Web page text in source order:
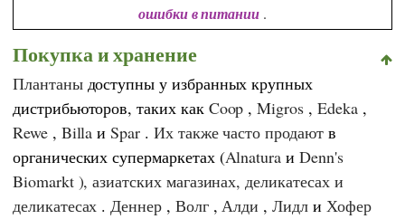
ошибки в питании .
Покупка и хранение
Плантаныдоступны у избранных крупных
дистрибьюторов, таких как Coop , Migros , Edeka ,
Rewe , Billa и Spar . Их также часто продают в
органических супермаркетах (Alnatura и Denn's
Biomarkt), азиатских магазинах, деликатесах и
деликатесах . Деннер , Волг , Алди , Лидл и Хофер